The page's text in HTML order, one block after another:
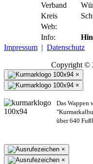
Verband
Kreis
Web:
Info:
Impressum | Datenschutz
Copyright ©
×
×
Das Wappen
über 640
×
×